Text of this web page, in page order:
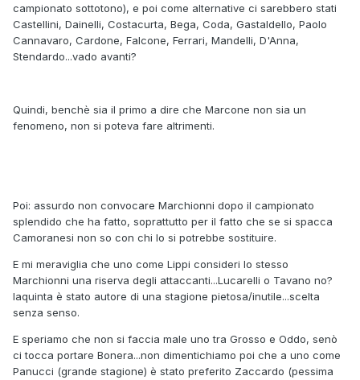
campionato sottotono), e poi come alternative ci sarebbero stati
Castellini, Dainelli, Costacurta, Bega, Coda, Gastaldello, Paolo
Cannavaro, Cardone, Falcone, Ferrari, Mandelli, D'Anna,
Stendardo...vado avanti?
Quindi, benchè sia il primo a dire che Marcone non sia un
fenomeno, non si poteva fare altrimenti.
Poi: assurdo non convocare Marchionni dopo il campionato
splendido che ha fatto, soprattutto per il fatto che se si spacca
Camoranesi non so con chi lo si potrebbe sostituire.
E mi meraviglia che uno come Lippi consideri lo stesso
Marchionni una riserva degli attaccanti...Lucarelli o Tavano no?
Iaquinta è stato autore di una stagione pietosa/inutile...scelta
senza senso.
E speriamo che non si faccia male uno tra Grosso e Oddo, senò
ci tocca portare Bonera...non dimentichiamo poi che a uno come
Panucci (grande stagione) è stato preferito Zaccardo (pessima